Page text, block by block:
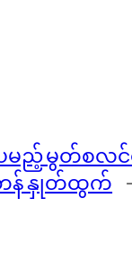
မွတ်စလင်ခ
တန် နှုတ်ထွက်